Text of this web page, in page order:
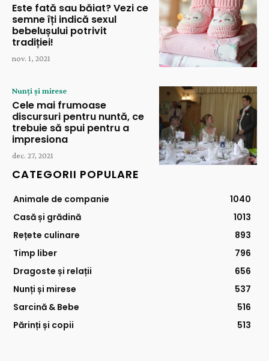
Este fată sau băiat? Vezi ce
semne îți indică sexul
bebelușului potrivit
tradiției!
nov. 1, 2021
Nunți și mirese
Cele mai frumoase
discursuri pentru nuntă, ce
trebuie să spui pentru a
impresiona
dec. 27, 2021
CATEGORII POPULARE
Animale de companie
1040
Casă și grădină
1013
Rețete culinare
893
Timp liber
796
Dragoste și relații
656
Nunți și mirese
537
Sarcină & Bebe
516
Părinți și copii
513